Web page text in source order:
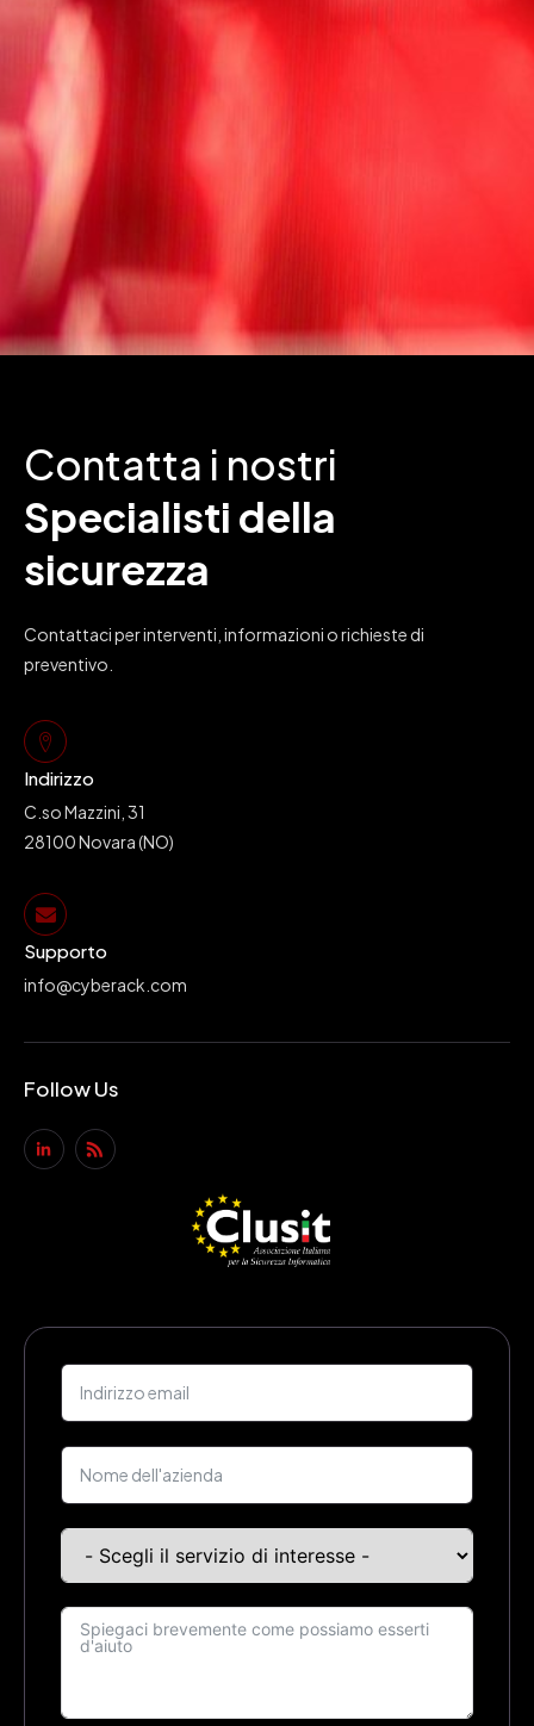
Contatta i nostri
Specialisti della
sicurezza
Contattaci per interventi, informazioni o richieste di
preventivo.
Indirizzo
C.so Mazzini, 31
28100 Novara (NO)
Supporto
info@cyberack.com
Follow Us